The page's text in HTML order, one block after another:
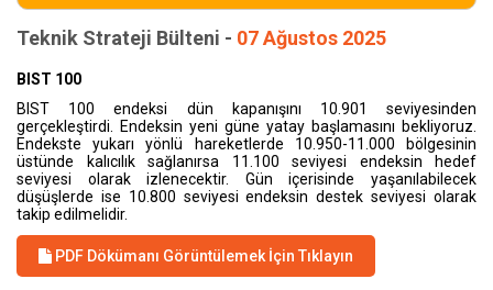
Teknik Strateji Bülteni - 07 Ağustos 2025
BIST 100
BIST 100 endeksi dün kapanışını 10.901 seviyesinden
gerçekleştirdi. Endeksin yeni güne yatay başlamasını bekliyoruz.
Endekste yukarı yönlü hareketlerde 10.950-11.000 bölgesinin
üstünde kalıcılık sağlanırsa 11.100 seviyesi endeksin hedef
seviyesi olarak izlenecektir. Gün içerisinde yaşanılabilecek
düşüşlerde ise 10.800 seviyesi endeksin destek seviyesi olarak
takip edilmelidir.
PDF Dökümanı Görüntülemek İçin Tıklayın